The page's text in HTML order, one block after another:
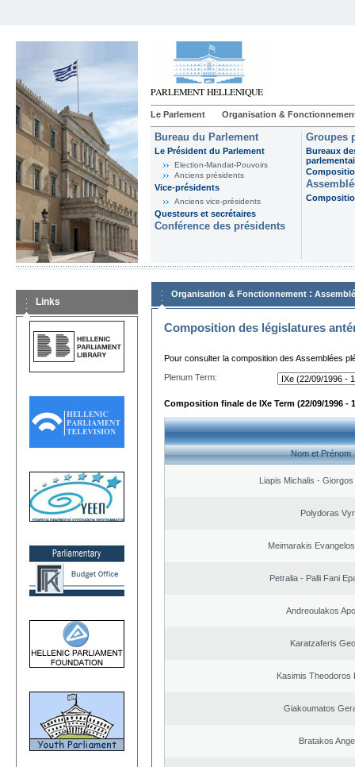
Le Parlement Organisation &
Bureau du Parlement
Le Président du Parlement
Election-Mandat-Pouvoirs
Anciens présidents
Vice-présidents
Anciens vice-présidents
Questeurs et secrétaires
Conférence des présidents
Groupes
Bureaux
Links
Organisation & Fonctionnement :
Composition des législatures
Pour consulter la composition des Assemblées
Plenum Term:
Composition finale de IXe Term (22/09/1996 -
Nom et Prénom
Liapis Michalis -
Polydoras
Meimarakis
Petralia - Palli Fani
Andreoulakos
Karatzaferis
Kasimis Theodoros
Giakoumatos
Bratakos